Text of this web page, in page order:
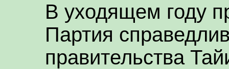
В уходящем году
Партия
правительства